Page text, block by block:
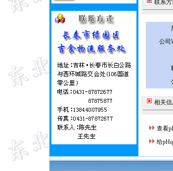
联系方
公司
相关信
查看
给